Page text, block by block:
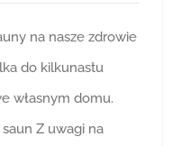
na nasze zdrowie
do kilkunastu
własnym domu.
Z uwagi na